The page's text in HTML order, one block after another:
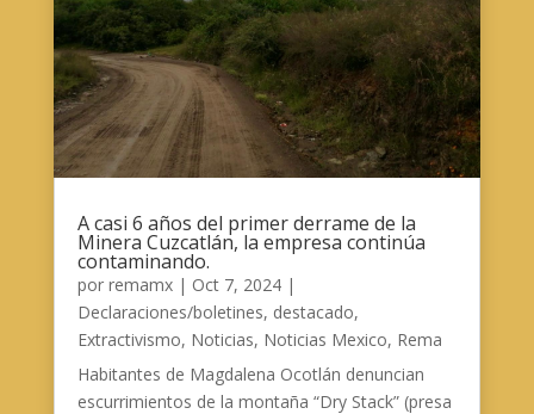
A casi 6 años del primer derrame de la
Minera Cuzcatlán, la empresa continúa
contaminando.
por remamx| Oct 7, 2024|
Declaraciones/boletines, destacado,
Extractivismo, Noticias, Noticias Mexico, Rema
Habitantes de Magdalena Ocotlán denuncian
escurrimientos de la montaña “Dry Stack” (presa